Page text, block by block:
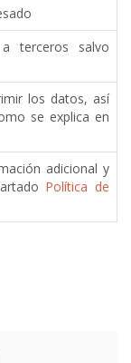
terceros salvo
los datos, así
se explica en
adicional y
Política de